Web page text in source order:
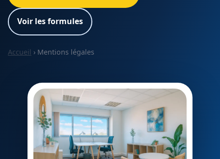
Voir les formules
Accueil › Mentions légales